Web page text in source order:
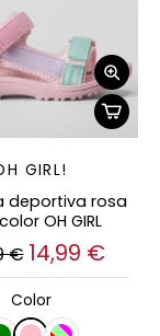
GIRL!
deportiva rosa
OH GIRL
€ 14,99 €
Color